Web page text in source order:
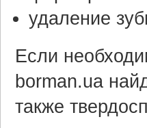
удаление
Если
borman.ua
также